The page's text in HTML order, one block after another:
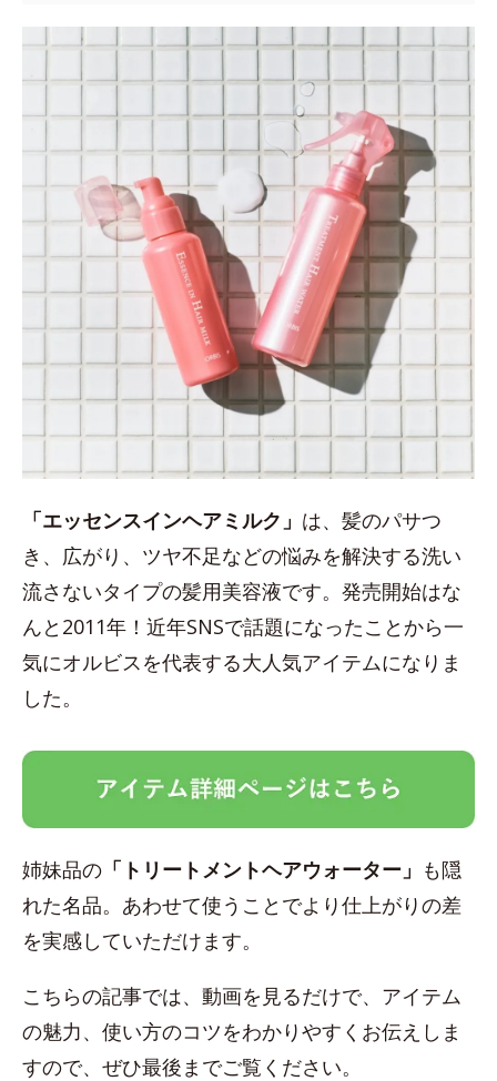
「エッセンスインヘアミルク」 は、髪のパサつ
き、広がり、ツヤ不足などの悩みを解決する洗い
流さないタイプの髪用美容液です。発売開始はな
んと2011年！近年SNSで話題になったことから一
気にオルビスを代表する大人気アイテムになりま
した。
姉妹品の 「トリートメントヘアウォーター」 も隠
れた名品。あわせて使うことでより仕上がりの差
を実感していただけます。
こちらの記事では、動画を見るだけで、アイテム
の魅力、使い方のコツをわかりやすくお伝えしま
すので、ぜひ最後までご覧ください。